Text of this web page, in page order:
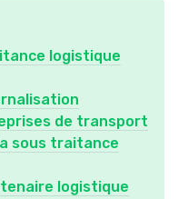
logistique
de transport
sous traitance
logistique